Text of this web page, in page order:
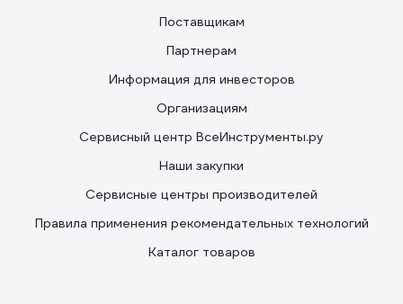
Поставщикам
Партнерам
Информация для инвесторов
Организациям
Сервисный центр ВсеИнструменты.ру
Наши закупки
Сервисные центры производителей
Правила применения рекомендательных технологий
Каталог товаров